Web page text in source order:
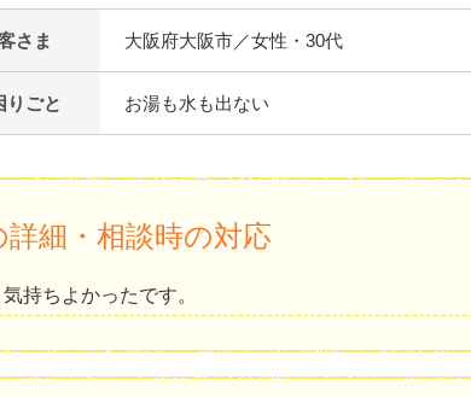
さま 大阪府大阪市／女性・30代
りごと お湯も水も出ない
細・相談時の対応
持ちよかったです。